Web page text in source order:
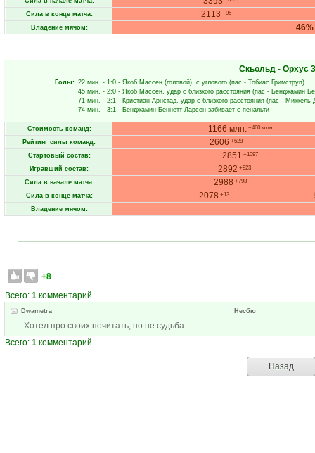
Сила в конце матча: 2113 +95
Владение мячом: 46%
Скьольд - Орхус
Голы: 22 мин. - 1:0 - Якоб Массен (головой), с углового (пас - Тобиас Гримструп)
45 мин. - 2:0 - Якоб Массен, удар с близкого расстояния (пас - Бенджамин
71 мин. - 2:1 - Кристиан Арнстад, удар с близкого расстояния (пас - Миккель
74 мин. - 3:1 - Бенджамин Беннетт-Ларсен забивает с пенальти
Стоимость команд: 1166 млн. +460 млн.
Рейтинг силы команд: 2606 +528
Стартовый состав: 2851 +1097
Игравший состав: 2892 +923
Сила в начале матча: 2988 +793
Сила в конце матча: 2078 +13
Владение мячом:
+8
Всего: 1 комментарий
Dwametra Несбю
Хотел про своих почитать, но не судьба...
Всего: 1 комментарий
Назад